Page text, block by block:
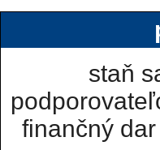
staň
finančný